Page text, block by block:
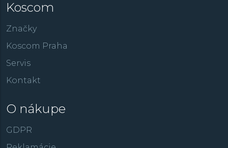
Koscom
Značky
Koscom Praha
Servis
Kontakt
O nákupe
GDPR